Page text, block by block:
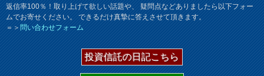
返信率100％！取り上げて欲しい話題や、 疑問点などありましたら以下フォー
ムでお寄せください。 できるだけ真摯に答えさせて頂きます。
＝＞問い合わせフォーム
投資信託の日記こちら